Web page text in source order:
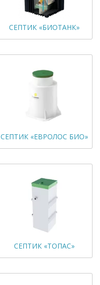
СЕПТИК «БИОТАНК»
СЕПТИК «ЕВРОЛОС БИО»
СЕПТИК «ТОПАС»